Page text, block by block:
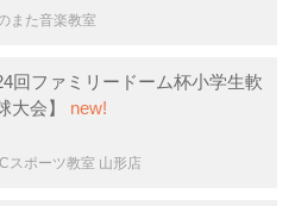
また音楽教室
回ファミリードーム杯小学生軟
大会】 new!
スポーツ教室 山形店